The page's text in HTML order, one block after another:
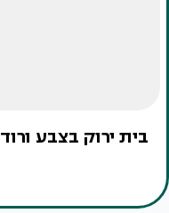
בית ירוק בצבע ורוד